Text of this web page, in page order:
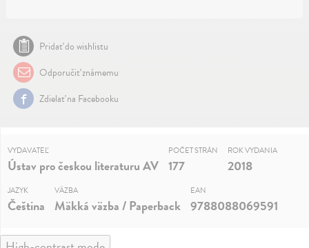
Pridať do wishlistu
Odporučiť známemu
Zdielať na Facebooku
VYDAVATEĽ
Ústav pro českou literaturu AV
POČET STRÁN
177
ROK VYDANIA
2018
JAZYK
Čeština
VÄZBA
Mäkká väzba / Paperback
EAN
9788088069591